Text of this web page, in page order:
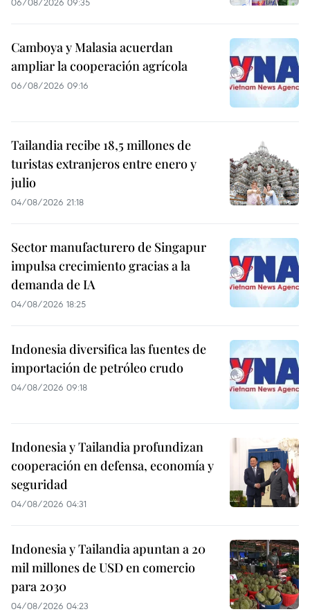
Camboya y Malasia acuerdan
ampliar la cooperación agrícola
06/08/2026 09:16
Tailandia recibe 18,5 millones de
turistas extranjeros entre enero y
julio
04/08/2026 21:18
Sector manufacturero de Singapur
impulsa crecimiento gracias a la
demanda de IA
04/08/2026 18:25
Indonesia diversifica las fuentes de
importación de petróleo crudo
04/08/2026 09:18
Indonesia y Tailandia profundizan
cooperación en defensa, economía y
seguridad
04/08/2026 04:31
Indonesia y Tailandia apuntan a 20
mil millones de USD en comercio
para 2030
04/08/2026 04:23